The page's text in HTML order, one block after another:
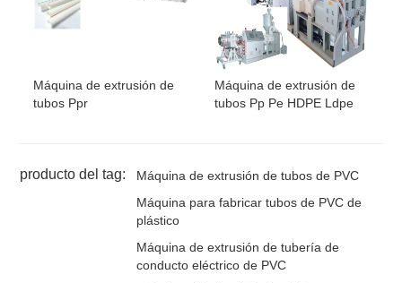
Máquina de extrusión de
tubos Ppr
Máquina de extrusión de
tubos Pp Pe HDPE Ldpe
producto del tag:
Máquina de extrusión de tubos de PVC
Máquina para fabricar tubos de PVC de
plástico
Máquina de extrusión de tubería de
conducto eléctrico de PVC